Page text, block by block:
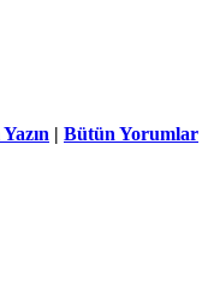
| Bütün Yorumlar